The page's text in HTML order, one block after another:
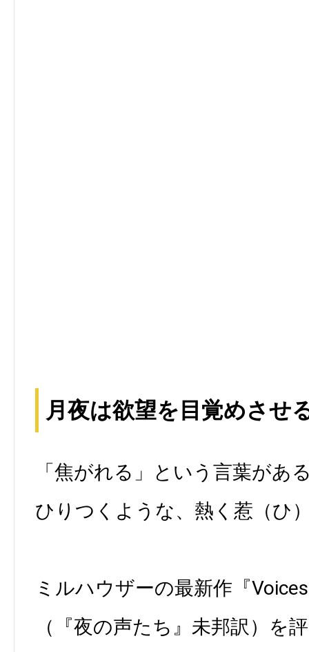
月夜は欲望を目覚めさせ
「焦がれる」という言葉があ
ひりつくような、熱く惹（ひ
ミルハウザーの最新作『
（『夜の声たち』未邦訳）を